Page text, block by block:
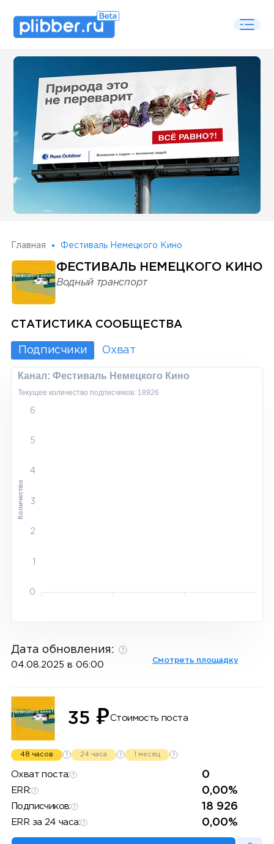
Some SEO Title
Главная Фестиваль Немецкого Кино
ФЕСТИВАЛЬ НЕМЕЦКОГО КИНО
Водный транспорт
СТАТИСТИКА СООБЩЕСТВА
Подписчики Охват
Канал: Фестиваль Немецкого Кино
Текущее количество подписчиков: 18926
6
5
4
3
2
1
0
Количество
Дата обновления:
04.08.2025 в 06:00 Смотреть площадку
35 ₽Стоимость поста
48 часов 24 часа 1 месяц
Охват поста: 0
ERR: 0,00%
Подписчиков: 18 926
ERR за 24 часа: 0,00%